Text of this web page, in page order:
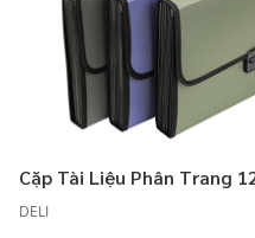
Cặp Tài Liệu Phân Trang
DELI